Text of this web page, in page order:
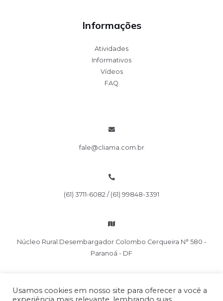
Informações
Atividades
Informativos
Vídeos
FAQ
fale@cliama.com.br
(61) 3711-6082 / (61) 99848-3391
Núcleo Rural Desembargador Colombo Cerqueira N° 580 -
Paranoá - DF
Usamos cookies em nosso site para oferecer a você a